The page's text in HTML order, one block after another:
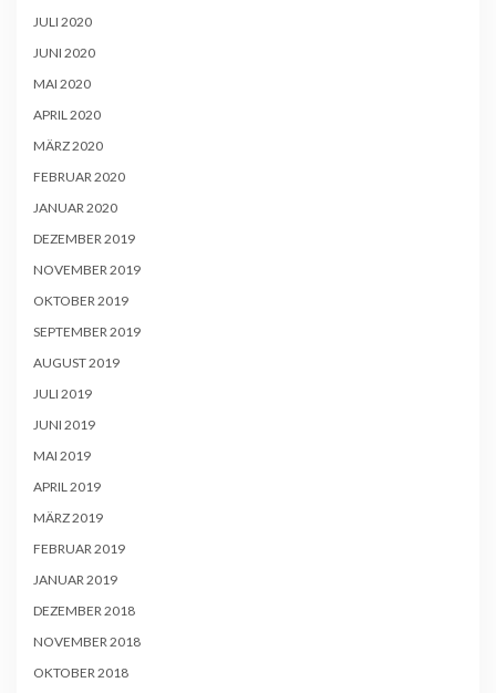
JULI 2020
JUNI 2020
MAI 2020
APRIL 2020
MÄRZ 2020
FEBRUAR 2020
JANUAR 2020
DEZEMBER 2019
NOVEMBER 2019
OKTOBER 2019
SEPTEMBER 2019
AUGUST 2019
JULI 2019
JUNI 2019
MAI 2019
APRIL 2019
MÄRZ 2019
FEBRUAR 2019
JANUAR 2019
DEZEMBER 2018
NOVEMBER 2018
OKTOBER 2018